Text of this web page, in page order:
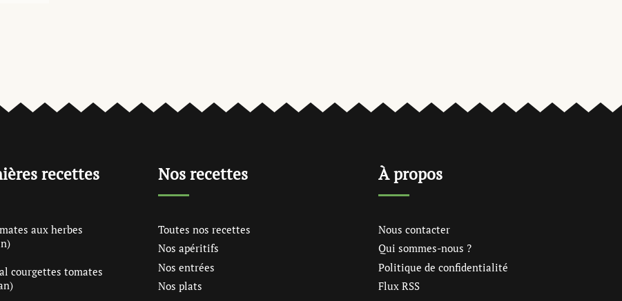
recettes
aux herbes
courgettes tomates
Nos recettes
Toutes nos recettes
Nos apéritifs
Nos entrées
Nos plats
À propos
Nous contacter
Qui sommes-nous ?
Politique de confidentialité
Flux RSS